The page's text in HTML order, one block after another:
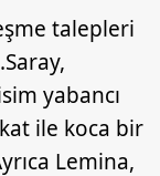
talepleri
yabancı
ile koca bir
Lemina,